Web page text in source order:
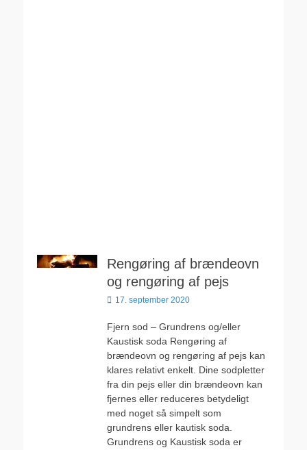
Rengøring af brændeovn
og rengøring af pejs
Udgivet
17. september 2020
Fjern sod – Grundrens og/eller
Kaustisk soda Rengøring af
brændeovn og rengøring af pejs kan
klares relativt enkelt. Dine sodpletter
fra din pejs eller din brændeovn kan
fjernes eller reduceres betydeligt
med noget så simpelt som
grundrens eller kautisk soda.
Grundrens og Kaustisk soda er